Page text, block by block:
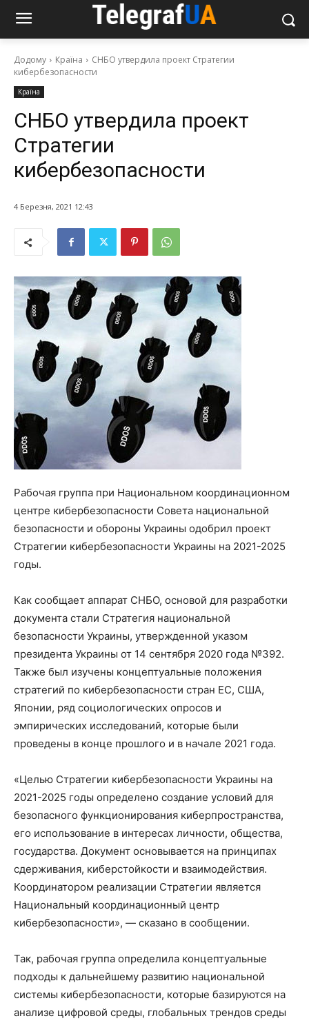
Додому Країна
СНБО утвердила проект Стратегии
кибербезопасности
Країна
СНБО утвердила проект
Стратегии
кибербезопасности
4 Березня, 2021 12:43
Рабочая группа при Национальном координационном
центре кибербезопасности Совета национальной
безопасности и обороны Украины одобрил проект
Стратегии кибербезопасности Украины на 2021-2025
годы.
Как сообщает аппарат СНБО, основой для разработки
документа стали Стратегия национальной
безопасности Украины, утвержденной указом
президента Украины от 14 сентября 2020 года №392.
Также был изучены концептуальные положения
стратегий по кибербезопасности стран ЕС, США,
Японии, ряд социологических опросов и
эмпирических исследований, которые были
проведены в конце прошлого и в начале 2021 года.
«Целью Стратегии кибербезопасности Украины на
2021-2025 годы определено создание условий для
безопасного функционирования киберпространства,
его использование в интересах личности, общества,
государства. Документ основывается на принципах
сдерживания, киберстойкости и взаимодействия.
Координатором реализации Стратегии является
Национальный координационный центр
кибербезопасности», — сказано в сообщении.
Так, рабочая группа определила концептуальные
подходы к дальнейшему развитию национальной
системы кибербезопасности, которые базируются на
анализе цифровой среды, глобальных трендов среды